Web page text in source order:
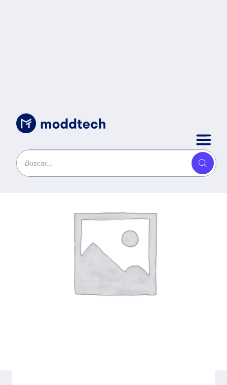
Sin categoría /NB DELLPRO16 PC16250_I5RPLR16512WPS_1W
CXGYV.Intel Core 5 120U. 16GB. Pantalla 16
512GB SSD. W11 Pro.Garantía 1 Year Hardware